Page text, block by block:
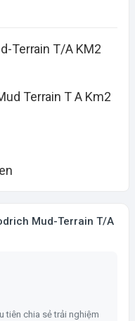
Terrain T/A KM2
Mud-Terrain T/A
tiên chia sẻ trải nghiệm